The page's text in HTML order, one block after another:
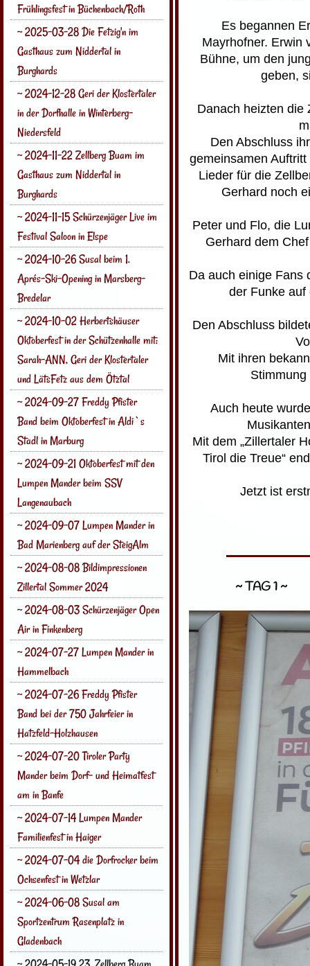
Frühlingsfest in Büchenbach/Roth
~ 2025-03-28 Die Fetzig'n im
Gasthaus zum Niddertal in
Burghards
~ 2024-12-28 Geri der Klostertaler
in der Dorfhalle in Winterberg-
Niedersfeld
~ 2024-11-22 Zellberg Buam im
Gasthaus zum Niddertal in
Burghards
~ 2024-11-15 Schürzenjäger Live im
Festival Saloon in Elspe
~ 2024-10-26 Susal beim 1.
Aprés-Ski-Opening in Marsberg-
Bredelar
~ 2024-10-02 Herbertshäuser
Oktoberfest in der Schützenhalle mit:
Sarah-ANN, Geri der Klostertaler
und LätsFetz aus dem Ötztal
~ 2024-09-27 Freddy Pfister
Band beim Oktoberfest in Aldi`s
Stadl in Marburg
~ 2024-09-21 Oktoberfest mit den
Lumpen Mander beim SSV
Langenaubach
~ 2024-09-07 Lumpen Mander in
Bad Marienberg auf der SteigAlm
~ 2024-08-08 Bildimpressionen
Zillertal Sommer 2024
~ 2024-08-03 Schürzenjäger Open
Air in Finkenberg
~ 2024-07-27 Lumpen Mander in
Hammelbach
~ 2024-07-26 Freddy Pfister
Band bei der 750 Jahrfeier in
Hatzfeld-Holzhausen
~ 2024-07-20 Tiroler Party
Mander beim Dorf- und Heimatfest
am in Banfe
~ 2024-07-14 Lumpen Mander
Familienfest in Haiger
~ 2024-07-04 die Dorfrocker beim
Ochsenfest in Wetzlar
~ 2024-06-08 Susal am
Sportzentrum Rasenplatz in
Gladenbach
Es begannen
Mayrhofner. Erwin
Bühne, um den
geben,
Danach heizten die
Den Abschluss
gemeinsamen
Lieder für die
Gerhard noch
Peter und Flo, die
Gerhard dem
Da auch einige Fans
der Funke auf
Den Abschluss
Mit ihren
Auch heute
Mit dem „Zillertaler
Tirol die Treue“
Jetzt ist
~ TAG 1 ~